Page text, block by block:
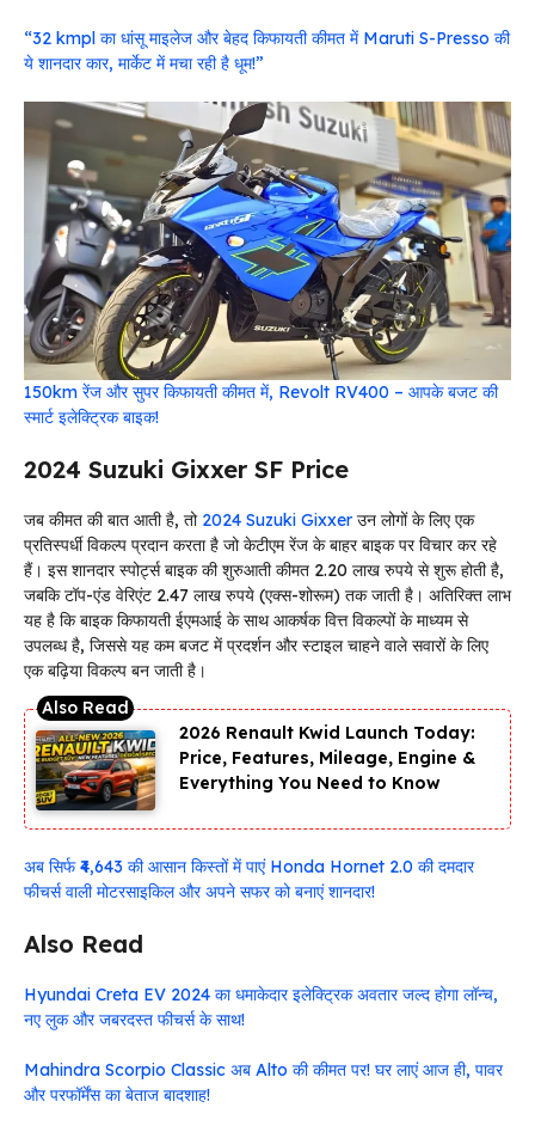
“32 kmpl का धांसू माइलेज और बेहद किफायती कीमत में Maruti S-Presso की
ये शानदार कार, मार्केट में मचा रही है धूम!”
150km रेंज और सुपर किफायती कीमत में, Revolt RV400 – आपके बजट की
स्मार्ट इलेक्ट्रिक बाइक!
2024 Suzuki Gixxer SF Price
जब कीमत की बात आती है, तो 2024 Suzuki Gixxer उन लोगों के लिए एक
प्रतिस्पर्धी विकल्प प्रदान करता है जो केटीएम रेंज के बाहर बाइक पर विचार कर रहे
हैं। इस शानदार स्पोर्ट्स बाइक की शुरुआती कीमत 2.20 लाख रुपये से शुरू होती है,
जबकि टॉप-एंड वेरिएंट 2.47 लाख रुपये (एक्स-शोरूम) तक जाती है। अतिरिक्त लाभ
यह है कि बाइक किफायती ईएमआई के साथ आकर्षक वित्त विकल्पों के माध्यम से
उपलब्ध है, जिससे यह कम बजट में प्रदर्शन और स्टाइल चाहने वाले सवारों के लिए
एक बढ़िया विकल्प बन जाती है।
2026 Renault Kwid Launch Today:
Price, Features, Mileage, Engine &
Everything You Need to Know
अब सिर्फ ₹4,643 की आसान किस्तों में पाएं Honda Hornet 2.0 की दमदार
फीचर्स वाली मोटरसाइकिल और अपने सफर को बनाएं शानदार!
Also Read
Hyundai Creta EV 2024 का धमाकेदार इलेक्ट्रिक अवतार जल्द होगा लॉन्च,
नए लुक और जबरदस्त फीचर्स के साथ!
Mahindra Scorpio Classic अब Alto की कीमत पर! घर लाएं आज ही, पावर
और परफॉर्मेंस का बेताज बादशाह!